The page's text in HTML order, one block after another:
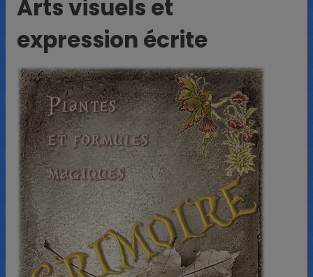
Arts visuels et
expression écrite